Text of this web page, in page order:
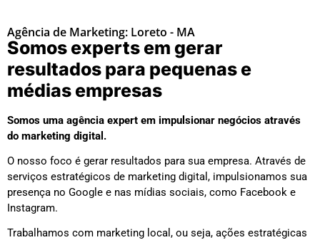
Agência de Marketing: Loreto - MA
Somos experts em gerar
resultados para pequenas e
médias empresas
Somos uma agência expert em impulsionar negócios através
do marketing digital.
O nosso foco é gerar resultados para sua empresa. Através de
serviços estratégicos de marketing digital, impulsionamos sua
presença no Google e nas mídias sociais, como Facebook e
Instagram.
Trabalhamos com marketing local, ou seja, ações estratégicas